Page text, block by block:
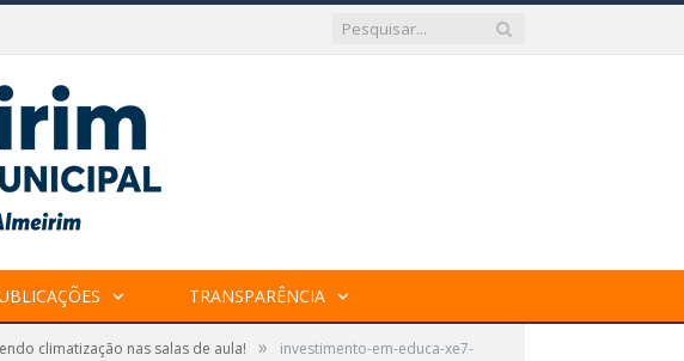
TRANSPARÊNCIA
climatização nas salas de aula! » investimento-em-educa-xe7-